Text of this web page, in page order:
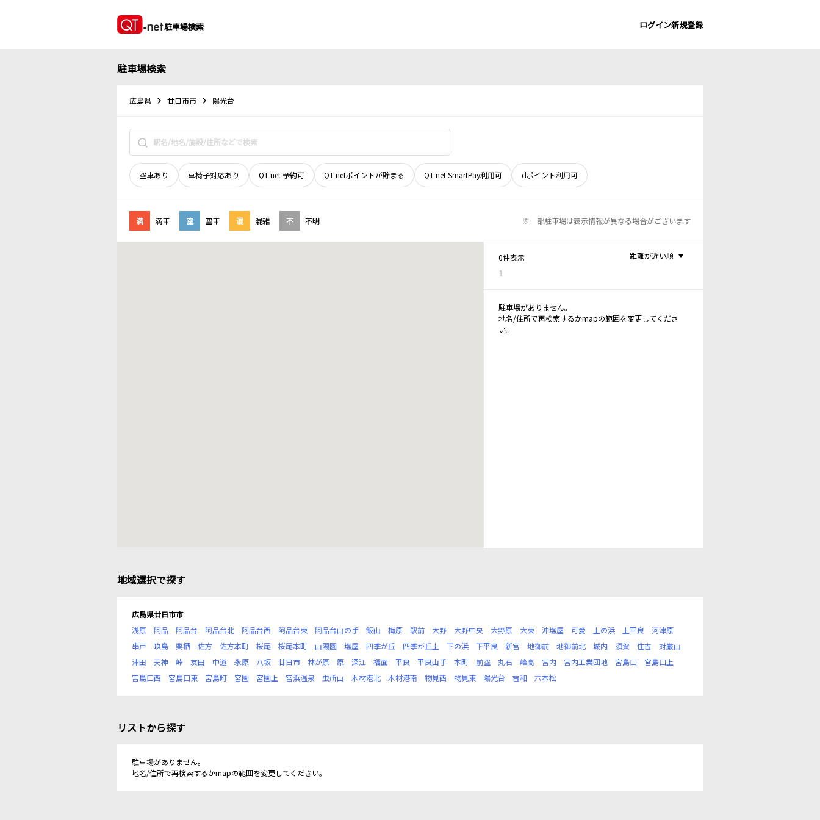
駐車場検索 ログイン新規登録
駐車場検索
広島県 廿日市市 陽光台
空車あり 車椅子対応あり QT-net 予約可 QT-netポイントが貯まる QT-net SmartPay利用可 dポイント利用可
満 満車 空 空車 混 混雑 不 不明 ※一部駐車場は表示情報が異なる場合がございます
0件表示
1
距離が近い順
駐車場がありません。
地名/住所で再検索するかmapの範囲を変更してくださ
い。
地域選択で探す
広島県廿日市市
浅原
阿品 阿品台 阿品台北 阿品台西 阿品台東 阿品台山の手 飯山 梅原 駅前 大野 大野中央 大野原 大東 沖塩屋 可愛 上の浜 上平良
河津原
串戸
玖島 栗栖 佐方 佐方本町 桜尾 桜尾本町 山陽園 塩屋 四季が丘 四季が丘上 下の浜 下平良 新宮 地御前 地御前北 城内 須賀 住吉
対厳山
津田
天神 峠 友田 中道 永原 八坂 廿日市 林が原 原 深江 福面 平良 平良山手 本町 前空 丸石 峰高 宮内 宮内工業団地 宮島口
宮島口上
宮島口西
宮島口東 宮島町 宮園 宮園上 宮浜温泉 虫所山 木材港北 木材港南 物見西 物見東 陽光台 吉和 六本松
リストから探す
駐車場がありません。
地名/住所で再検索するかmapの範囲を変更してください。